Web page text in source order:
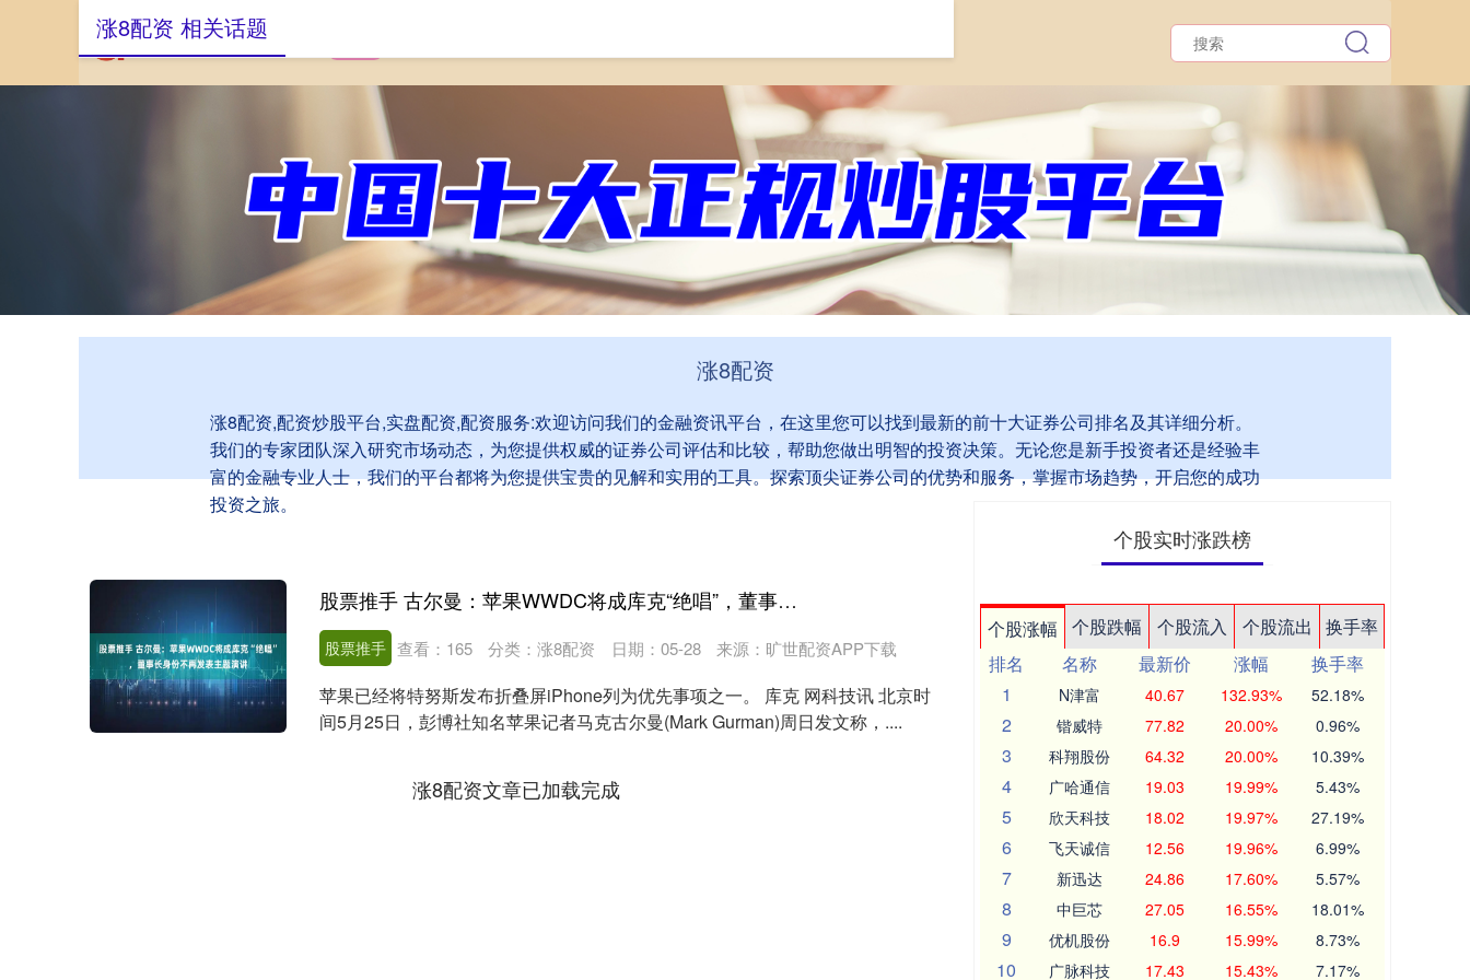
涨8配资
涨8配资,配资炒股平台,实盘配资,配资服务:欢迎访问我们的金融资讯平台，在这里您可以找到最新的前十大证券公司排名及其详细分析。
我们的专家团队深入研究市场动态，为您提供权威的证券公司评估和比较，帮助您做出明智的投资决策。无论您是新手投资者还是经验丰
富的金融专业人士，我们的平台都将为您提供宝贵的见解和实用的工具。探索顶尖证券公司的优势和服务，掌握市场趋势，开启您的成功
投资之旅。
涨8配资 相关话题
股票推手 古尔曼：苹果WWDC将成库克“绝唱”，董事长身份不再发表主题演讲
股票推手 日期：05-28 来源：旷世配资APP下载
查看： 165 分类： 涨8配资
苹果已经将特努斯发布折叠屏iPhone列为优先事项之一。 库克 网科技讯 北京时
间5月25日，彭博社知名苹果记者马克古尔曼(Mark Gurman)周日发文称，....
涨8配资文章已加载完成
个股实时涨跌榜
个股涨幅 个股跌幅 个股流入 个股流出
换手率
排名
名称 最新价 涨幅
换手率
1
N津富 40.67 132.93% 52.18%
2 锴威特 77.82 20.00% 0.96%
3 科翔股份 64.32 20.00% 10.39%
4 广哈通信 19.03 19.99% 5.43%
5 欣天科技 18.02 19.97% 27.19%
6 飞天诚信 12.56 19.96% 6.99%
7 新迅达 24.86 17.60% 5.57%
8 中巨芯 27.05 16.55% 18.01%
9 优机股份 16.9 15.99% 8.73%
10 广脉科技 17.43 15.43% 7.17%